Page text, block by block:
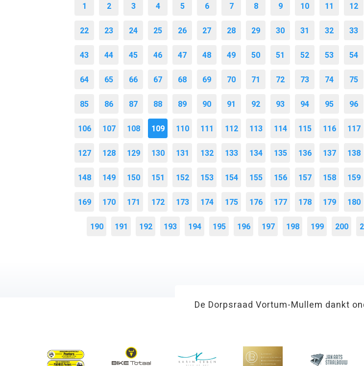
1 2 3 4 5 6 7 8 9 10 11 12
22 23 24 25 26 27 28 29 30 31 32 33
43 44 45 46 47 48 49 50 51 52 53 54
64 65 66 67 68 69 70 71 72 73 74 75
85 86 87 88 89 90 91 92 93 94 95 96
106 107 108 109 110 111 112 113 114 115 116 117
127 128 129 130 131 132 133 134 135 136 137 138
148 149 150 151 152 153 154 155 156 157 158 159
169 170 171 172 173 174 175 176 177 178 179 180
190 191 192 193 194 195 196 197 198 199 200
De Dorpsraad Vortum-Mullem dankt